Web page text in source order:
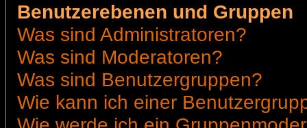
Benutzerebenen und Gruppen
Was sind Administratoren?
Was sind Moderatoren?
Was sind Benutzergruppen?
Wie kann ich einer